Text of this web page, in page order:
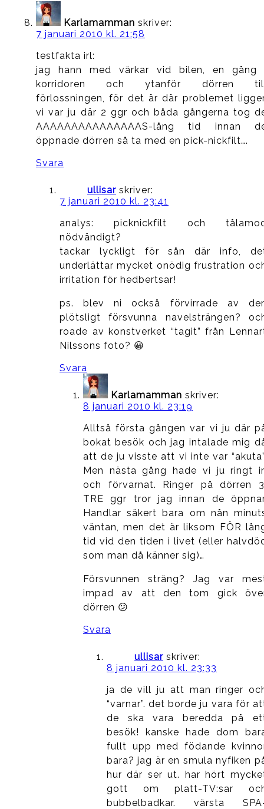
Karlamamman skriver:
7 januari 2010 kl. 21:58
testfakta irl:
jag hann med värkar vid bilen, en gång
korridoren och ytanför dörren
förlossningen, för det är där problemet
vi var ju där 2 ggr och båda gångerna tog
AAAAAAAAAAAAAAAS-lång tid innan
öppnade dörren så ta med en pick-nickfilt….
Svara
ullisar skriver:
7 januari 2010 kl. 23:41
analys: picknickfilt och
nödvändigt?
tackar lyckligt för sån där info,
underlättar mycket onödig frustration
irritation för hedbertsar!
ps. blev ni också förvirrade av
plötsligt försvunna navelsträngen?
roade av konstverket “tagit” från
Nilssons foto? 😀
Svara
Karlamamman skriver:
8 januari 2010 kl. 23:19
Alltså första gången var vi ju där
bokat besök och jag intalade mig
att de ju visste att vi inte var
Men nästa gång hade vi ju ringt
och förvarnat. Ringer på dörren
TRE ggr tror jag innan de
Handlar säkert bara om nån
väntan, men det är liksom FÖR
tid vid den tiden i livet (eller
som man då känner sig)…
Försvunnen sträng? Jag var
impad av att den tom gick
dörren 😕
Svara
ullisar skriver:
8 januari 2010 kl. 23:33
ja de vill ju att man ringer
“varnar”. det borde ju vara för
de ska vara beredda på
besök! kanske hade dom
fullt upp med födande
bara? jag är en smula nyfiken
hur där ser ut. har hört
gott om platt-TV:sar
bubbelbadkar. värsta